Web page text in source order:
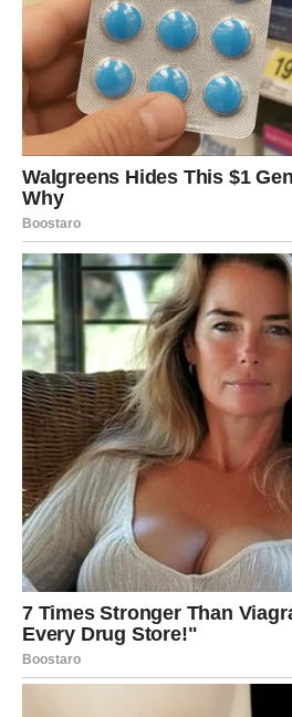
i započeti romansu koja će vas
DEVICA – ISTINA
OČEKIVALI
Device danas dobijaju poruku koja
Možda neko priznaje osećanja
javlja osoba s kojom ste davno
Venera vam donosi priliku da
ljubavi.
Ako ste u vezi, iskren
novu bliskost. Slobodne Device
spremne da otvore srce — i da